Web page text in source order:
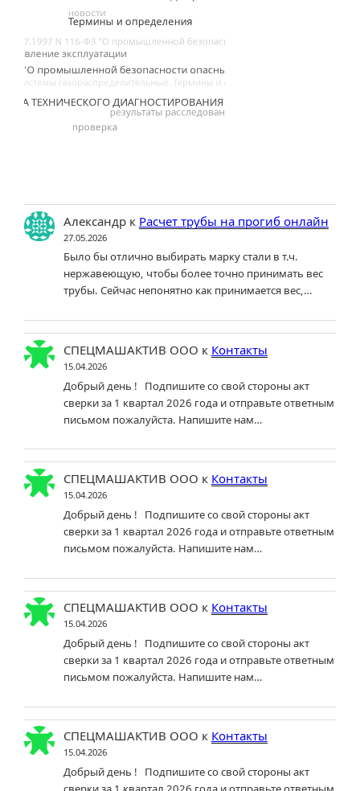
Александрк Расчет трубы на прогиб онлайн
27.05.2026
Было бы отлично выбирать марку стали в т.ч.
нержавеющую, чтобы более точно принимать вес
трубы. Сейчас непонятно как принимается вес,…
СПЕЦМАШАКТИВ ООО к Контакты
15.04.2026
Добрый день ! Подпишите со свой стороны акт
сверки за 1 квартал 2026 года и отправьте ответным
письмом пожалуйста. Напишите нам…
СПЕЦМАШАКТИВ ООО к Контакты
15.04.2026
Добрый день ! Подпишите со свой стороны акт
сверки за 1 квартал 2026 года и отправьте ответным
письмом пожалуйста. Напишите нам…
СПЕЦМАШАКТИВ ООО к Контакты
15.04.2026
Добрый день ! Подпишите со свой стороны акт
сверки за 1 квартал 2026 года и отправьте ответным
письмом пожалуйста. Напишите нам…
СПЕЦМАШАКТИВ ООО к Контакты
15.04.2026
Добрый день ! Подпишите со свой стороны акт